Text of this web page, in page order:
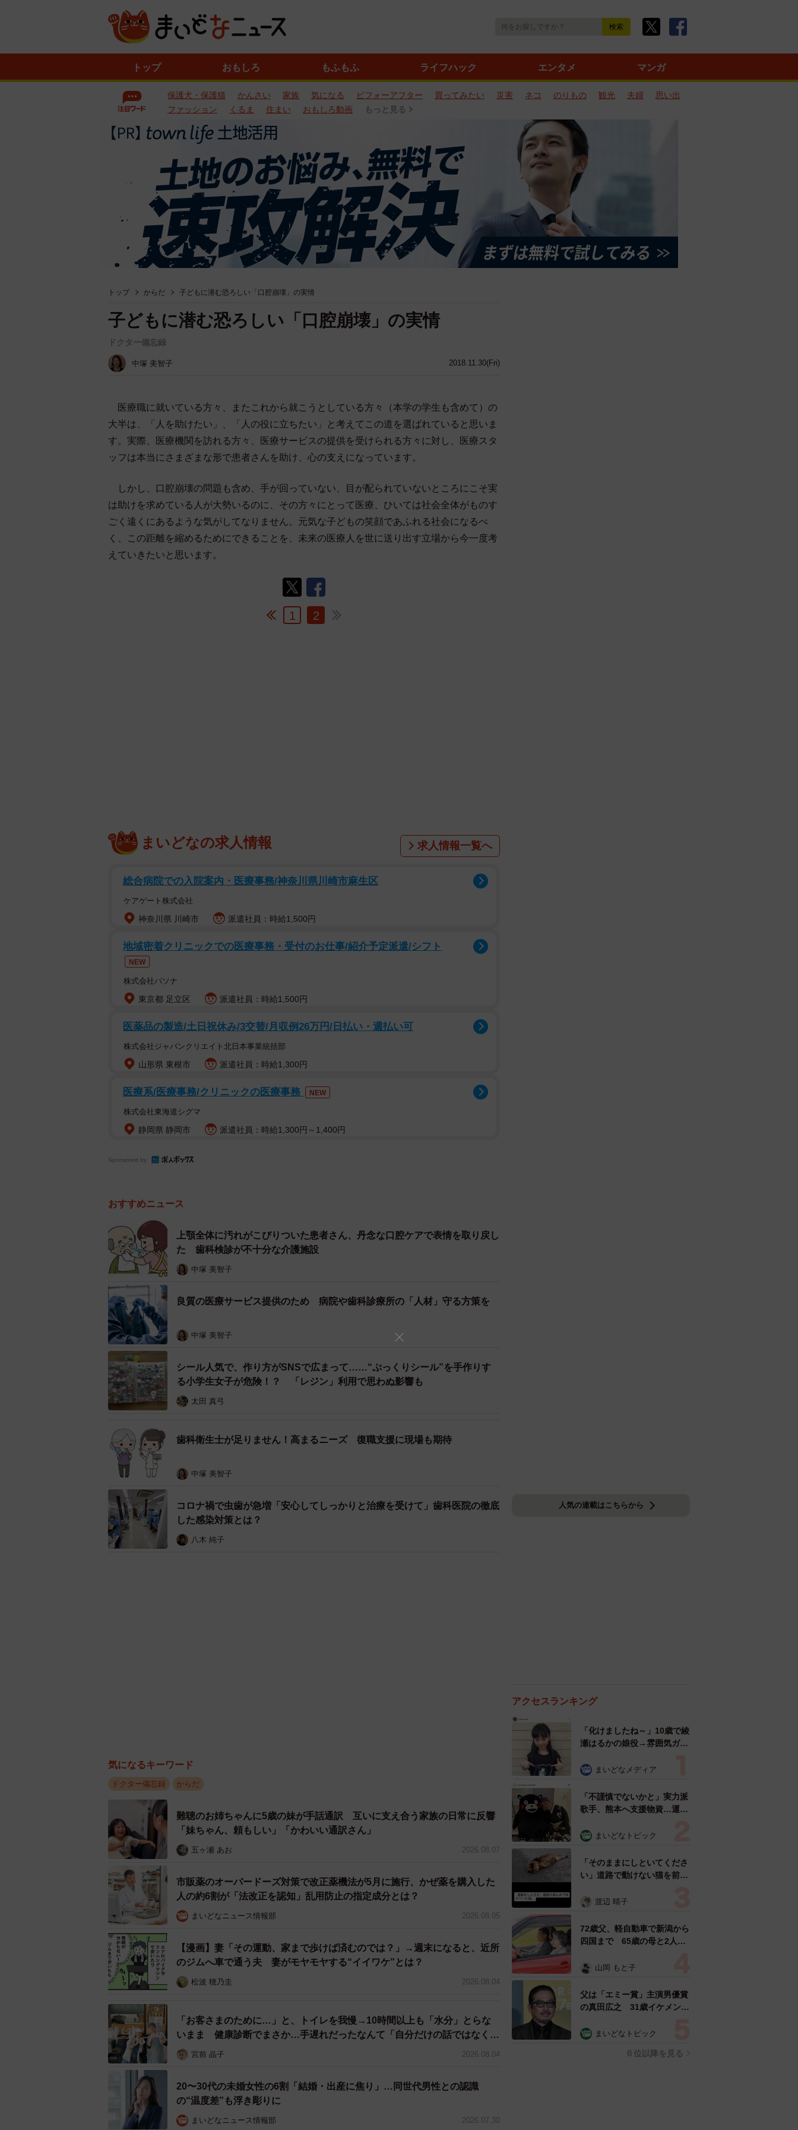
トップ おもしろ もふもふ ライフハック エンタメ マンガ
保護犬・保護猫 かんさい 家族 気になる ビフォーアフター 買ってみたい 災害 ネコ のりもの 観光 夫婦
思い出
ファッション
くるま 住まい おもしろ動画 もっと見る
トップ からだ 子どもに潜む恐ろしい「口腔崩壊」の実情
2018.11.30(Fri)
子どもに潜む恐ろしい「口腔崩壊」の実情
ドクター備忘録
中塚 美智子
医療職に就いている方々、またこれから就こうとしている方々（本学の学生も含めて）の
大半は、「人を助けたい」、「人の役に立ちたい」と考えてこの道を選ばれていると思いま
す。実際、医療機関を訪れる方々、医療サービスの提供を受けられる方々に対し、医療スタ
ッフは本当にさまざまな形で患者さんを助け、心の支えになっています。
しかし、口腔崩壊の問題も含め、手が回っていない、目が配られていないところにこそ実
は助けを求めている人が大勢いるのに、その方々にとって医療、ひいては社会全体がものす
ごく遠くにあるような気がしてなりません。元気な子どもの笑顔であふれる社会になるべ
く、この距離を縮めるためにできることを、未来の医療人を世に送り出す立場から今一度考
えていきたいと思います。
1 2
まいどなの求人情報 求人情報一覧へ
総合病院での入院案内・医療事務/神奈川県川崎市麻生区
ケアゲート株式会社
神奈川県 川崎市 派遣社員：時給1,500円
地域密着クリニックでの医療事務・受付のお仕事/紹介予定派遣/シフト
NEW
株式会社パソナ
東京都 足立区 派遣社員：時給1,500円
医薬品の製造/土日祝休み/3交替/月収例26万円/日払い・週払い可
株式会社ジャパンクリエイト北日本事業統括部
山形県 東根市 派遣社員：時給1,300円
医療系/医療事務/クリニックの医療事務 NEW
株式会社東海道シグマ
静岡県 静岡市 派遣社員：時給1,300円～1,400円
Sponsored by
おすすめニュース
上顎全体に汚れがこびりついた患者さん、丹念な口腔ケアで表情を取り戻し
た 歯科検診が不十分な介護施設
中塚 美智子
良質の医療サービス提供のため 病院や歯科診療所の「人材」守る方策を
中塚 美智子
シール人気で、作り方がSNSで広まって……“ぷっくりシール”を手作りす
る小学生女子が危険！？ 「レジン」利用で思わぬ影響も
太田 真弓
歯科衛生士が足りません！高まるニーズ 復職支援に現場も期待
中塚 美智子
コロナ禍で虫歯が急増「安心してしっかりと治療を受けて」歯科医院の徹底
した感染対策とは？
八木 純子
気になるキーワード
ドクター備忘録 からだ
難聴のお姉ちゃんに5歳の妹が手話通訳 互いに支え合う家族の日常に反響
「妹ちゃん、頼もしい」「かわいい通訳さん」
五ヶ瀬 あお 2026.08.07
市販薬のオーバードーズ対策で改正薬機法が5月に施行、かぜ薬を購入した
人の約6割が「法改正を認知」乱用防止の指定成分とは？
まいどなニュース情報部 2026.08.05
【漫画】妻「その運動、家まで歩けば済むのでは？」→週末になると、近所
のジムへ車で通う夫 妻がモヤモヤする“イイワケ”とは？
松波 穂乃圭 2026.08.04
「お客さまのために…」と、トイレを我慢→10時間以上も「水分」とらな
いまま 健康診断でまさか…手遅れだったなんて「自分だけの話ではなく、
日本中で起きている問題では？」
宮前 晶子 2026.08.04
20〜30代の未婚女性の6割「結婚・出産に焦り」…同世代男性との認識
の“温度差”も浮き彫りに
まいどなニュース情報部 2026.07.30
人気の連載はこちらから
アクセスランキング
「化けましたね～」10歳で綾
瀬はるかの娘役→雰囲気ガラ
雰囲気が」「宝塚に入れそ
まいどなメディア
「不謹慎でないかと」実力派
歌手、熊本へ支援物資…運搬
めらい 「痛いほど伝わる」
まいどなトピック
「そのままにしといてくださ
い」道路で動けない猫を前に
ようとした4日間 「命の重
表の訴え
渡辺 晴子
72歳父、軽自動車で新潟から
四国まで 65歳の母と2人で
憩まで分刻み… 「大学生で
山岡 もと子
父は「エミー賞」主演男優賞
の真田広之 31歳イケメン俳
「ガチヒロさんそっくり」
まいどなトピック
６位以降を見る